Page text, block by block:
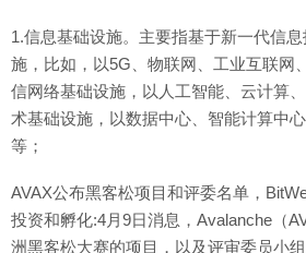
1.信息基础设施。主要指基于新一代信
施，比如，以5G、物联网、工业互联网
信网络基础设施，以人工智能、云计算
术基础设施，以数据中心、智能计算中
等；
AVAX公布黑客松项目和评委名单，
投资和孵化:4月9日消息，Avalanche（
洲黑客松大赛的项目，以及评审委员小